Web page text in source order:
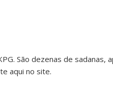
São dezenas de sadanas,
aqui no site.